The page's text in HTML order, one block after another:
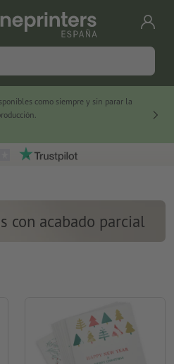
como siempre y sin parar la
con acabado parcial